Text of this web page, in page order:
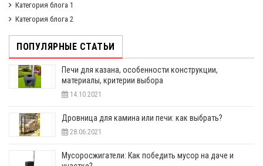
Категория блога 1
Категория блога 2
ПОПУЛЯРНЫЕ СТАТЬИ
Печи для казана, особенности конструкции,
материалы, критерии выбора
14.10.2021
Дровница для камина или печи: как выбрать?
28.06.2021
Мусоросжигатели: Как победить мусор на даче и